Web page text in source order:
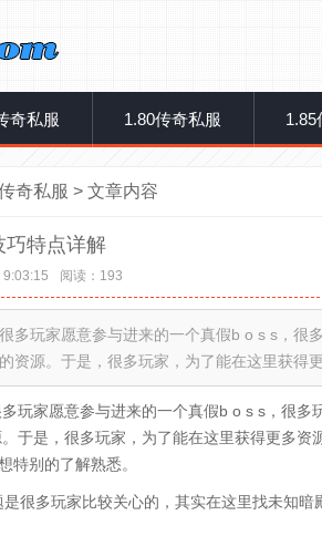
奇私服 1.80传奇私服 1.85
奇私服 > 文章内容
巧特点详解
阅读： 193
多玩家愿意参与进来的一个真假b o s s，很
资源。于是，很多玩家，为了能在这里获得
玩家愿意参与进来的一个真假b o s s，很
于是，很多玩家，为了能在这里获得更多
特别的了解熟悉。
很多玩家比较关心的，其实在这里找未知